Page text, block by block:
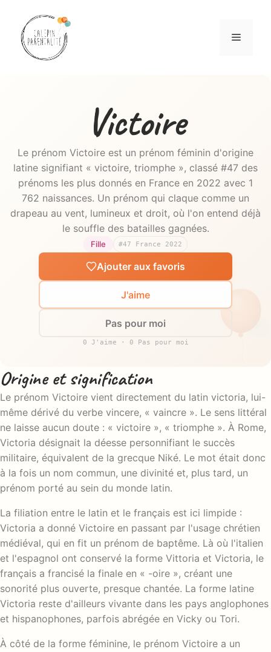
contenu
Menu
Victoire
Le prénom Victoire est un prénom féminin d'origine
latine signifiant « victoire, triomphe », classé #47 des
prénoms les plus donnés en France en 2022 avec 1
762 naissances. Un prénom qui claque comme un
drapeau au vent, lumineux et droit, où l'on entend déjà
le souffle des batailles gagnées.
Fille #47 France 2022
Ajouter aux favoris
J'aime
Pas pour moi
0 J'aime · 0 Pas pour moi
Origine et signification
Le prénom Victoire vient directement du latin victoria, lui-
même dérivé du verbe vincere, « vaincre ». Le sens littéral
ne laisse aucun doute : « victoire », « triomphe ». À Rome,
Victoria désignait la déesse personnifiant le succès
militaire, équivalent de la grecque Niké. Le mot était donc
à la fois un nom commun, une divinité et, plus tard, un
prénom porté au sein du monde latin.
La filiation entre le latin et le français est ici limpide :
Victoria a donné Victoire en passant par l'usage chrétien
médiéval, qui en fit un prénom de baptême. Là où l'italien
et l'espagnol ont conservé la forme Vittoria et Victoria, le
français a francisé la finale en « -oire », créant une
sonorité plus ouverte, presque chantée. La forme latine
Victoria reste d'ailleurs vivante dans les pays anglophones
et hispanophones, parfois abrégée en Vicky ou Tori.
À côté de la forme féminine, le prénom Victoire a un